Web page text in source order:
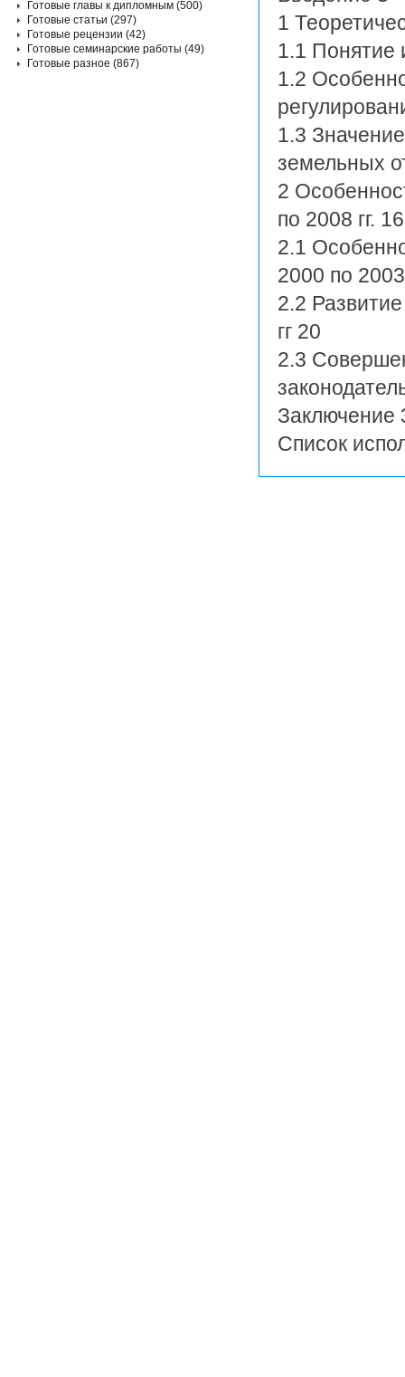
1
1.1 Понятие
1.2
1.3
земельных
2
по 2008 гг. 16
2.1
2000 по 2003
2.2
гг 20
2.3
Заключение
Список
Готовые главы к дипломным (500)
Готовые статьи (297)
Готовые рецензии (42)
Готовые семинарские работы (49)
Готовые разное (867)